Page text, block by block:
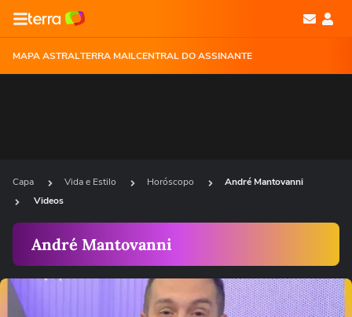
MAPA ASTRALTERRA MAILCENTRAL DO ASSINANTE
Capa Vida e Estilo Horóscopo
André Mantovanni
Videos
André Mantovanni
Ops!